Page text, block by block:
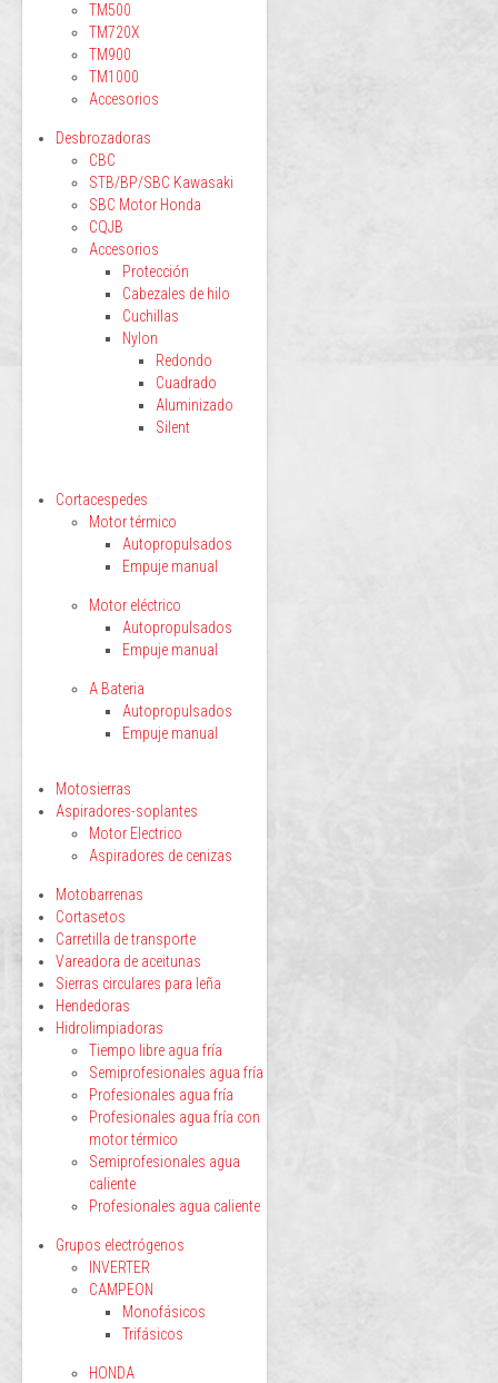
TM500
TM720X
TM900
TM1000
Accesorios
Desbrozadoras
CBC
STB/BP/SBC Kawasaki
SBC Motor Honda
CQJB
Accesorios
Protección
Cabezales de hilo
Cuchillas
Nylon
Redondo
Cuadrado
Aluminizado
Silent
Cortacespedes
Motor térmico
Autopropulsados
Empuje manual
Motor eléctrico
Autopropulsados
Empuje manual
A Bateria
Autopropulsados
Empuje manual
Motosierras
Aspiradores-soplantes
Motor Electrico
Aspiradores de cenizas
Motobarrenas
Cortasetos
Carretilla de transporte
Vareadora de aceitunas
Sierras circulares para leña
Hendedoras
Hidrolimpiadoras
Tiempo libre agua fría
Semiprofesionales agua fría
Profesionales agua fría
Profesionales agua fría con
motor térmico
Semiprofesionales agua
caliente
Profesionales agua caliente
Grupos electrógenos
INVERTER
CAMPEON
Monofásicos
Trifásicos
HONDA